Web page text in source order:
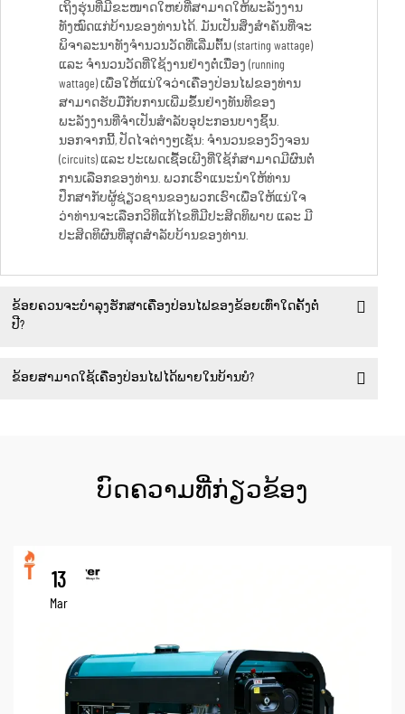
ເຖິງຮຸ່ນທີ່ມີຂະໜາດໃຫຍ່ທີ່ສາມາດໃຫ້ພະລັງງານ
ທັງໝົດແກ່ບ້ານຂອງທ່ານໄດ້. ມັນເປັນສິ່ງສຳຄັນທີ່ຈະ
ພິຈາລະນາທັງຈຳນວນວັດທີ່ເລີ່ມຕົ້ນ (starting wattage)
ແລະ ຈຳນວນວັດທີ່ໃຊ້ງານຢ່າງຕໍ່ເນື່ອງ (running
wattage) ເພື່ອໃຫ້ແນ່ໃຈວ່າເຄື່ອງປ່ອນໄຟຂອງທ່ານ
ສາມາດຮັບມືກັບການເພີ່ມຂຶ້ນຢ່າງທັນທີຂອງ
ພະລັງງານທີ່ຈຳເປັນສຳລັບອຸປະກອນບາງຊິ້ນ.
ນອກຈາກນີ້, ປັດໄຈຕ່າງໆເຊັ່ນ: ຈຳນວນຂອງວົງຈອນ
(circuits) ແລະ ປະເພດເຊື້ອເພີງທີ່ໃຊ້ກໍສາມາດມີຜົນຕໍ່
ການເລືອກຂອງທ່ານ. ພວກເຮົາແນະນຳໃຫ້ທ່ານ
ປຶກສາກັບຜູ້ຊ່ຽວຊານຂອງພວກເຮົາເພື່ອໃຫ້ແນ່ໃຈ
ວ່າທ່ານຈະເລືອກວິທີແກ້ໄຂທີ່ມີປະສິດທິພາບ ແລະ ມີ
ປະສິດທິຜົນທີ່ສຸດສຳລັບບ້ານຂອງທ່ານ.
ຂ້ອຍຄວນຈະບໍາລຸງຮັກສາເຄື່ອງປ່ອນໄຟຂອງຂ້ອຍເທົ່າໃດຄັ້ງຕໍ່
ປີ?
ຂ້ອຍສາມາດໃຊ້ເຄື່ອງປ່ອນໄຟໄດ້ພາຍໃນບ້ານບໍ?
ບົດຄວາມທີ່ກ່ຽວຂ້ອງ
13
Mar